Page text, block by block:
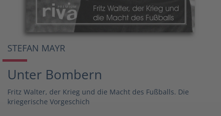
STEFAN MAYR
Unter Bombern
Fritz Walter, der Krieg und die Macht des Fußballs. Die
kriegerische Vorgeschich